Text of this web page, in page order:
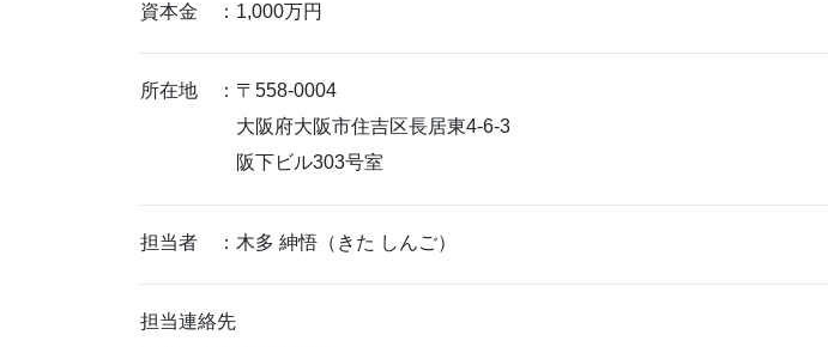
資本金 ：1,000万円
所在地 ：〒558-0004
大阪府大阪市住吉区長居東4-6-3
阪下ビル303号室
担当者 ：木多 紳悟（きた しんご）
担当連絡先